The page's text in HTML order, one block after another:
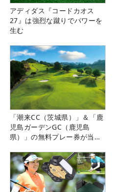
アディダス『コードカオス
27』は強烈な蹴りでパワーを
生む
「潮来CC（茨城県）」＆「鹿
児島ガーデンGC（鹿児島
県）」の無料プレー券が当た